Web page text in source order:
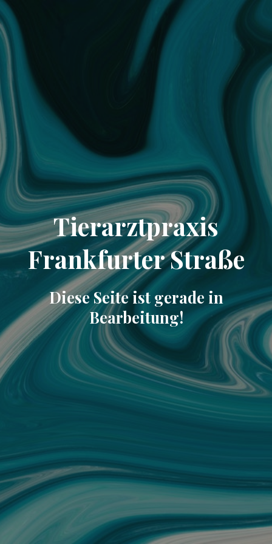
Tierarztpraxis
Frankfurter Straße
Diese Seite ist gerade in
Bearbeitung!